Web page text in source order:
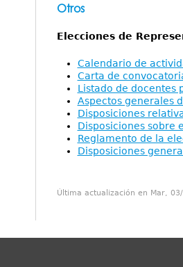
Otros
Elecciones de
Calendario de
Carta de
Listado de docentes
Aspectos generales
Disposiciones
Disposiciones sobre
Reglamento de la
Disposiciones
Última actualización en Mar,